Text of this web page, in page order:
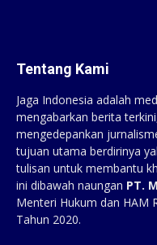
Tentang Kami
Jaga Indonesia adalah
mengabarkan berita
mengedepankan
tujuan utama berdirinya
tulisan untuk membantu
ini dibawah naungan PT.
Menteri Hukum dan HAM
Tahun 2020.